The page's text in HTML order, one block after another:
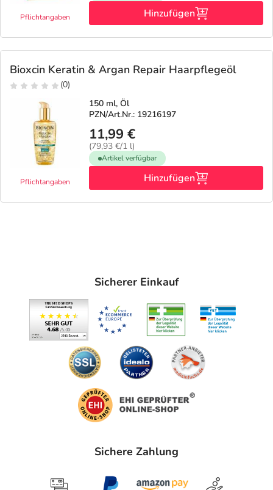
Pflichtangaben Hinzufügen
Bioxcin Keratin & Argan Repair Haarpflegeöl
(0)
Pflichtangaben
150 ml, Öl
PZN/Art.Nr.: 19216197
11,99 €
(79,93 €/1 l)
Artikel verfügbar
Hinzufügen
Sicherer Einkauf
Sichere Zahlung